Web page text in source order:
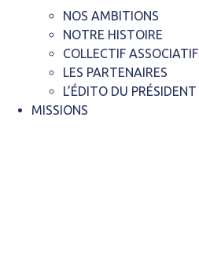
NOS AMBITIONS
NOTRE HISTOIRE
COLLECTIF ASSOCIATIF
LES PARTENAIRES
L’ÉDITO DU PRÉSIDENT
MISSIONS